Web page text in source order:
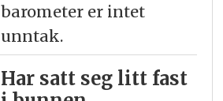
barometer er intet
unntak.
Har satt seg litt fast